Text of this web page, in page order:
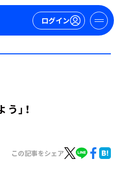
ログイン
」！
この記事をシェア